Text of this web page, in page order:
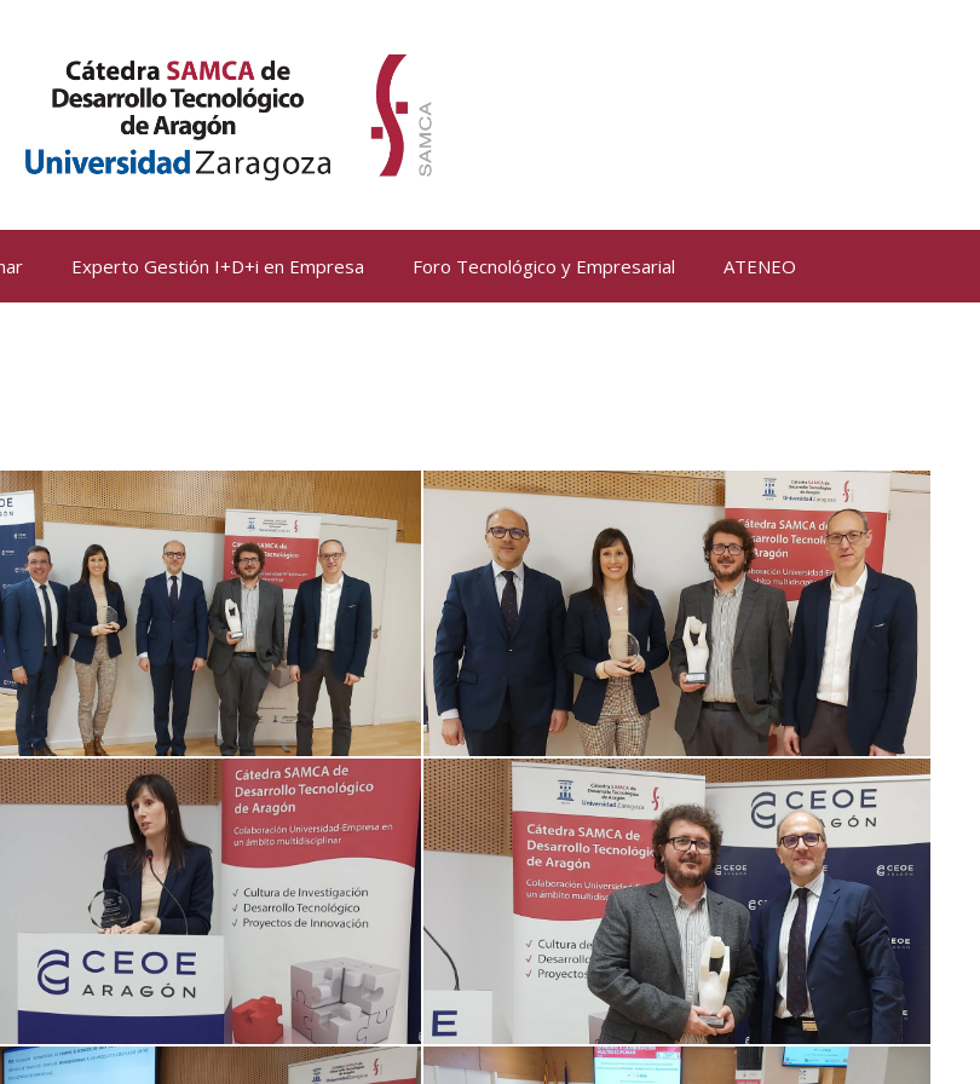
Experto Gestión I+D+i en Empresa Foro Tecnológico y Empresarial ATENEO